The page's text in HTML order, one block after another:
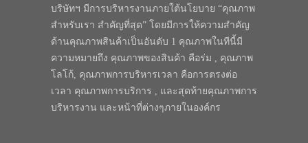
บริษัทฯ มีการบริหารงานภายใต้นโยบาย “คุณภาพ
สำหรับเรา สำคัญที่สุด” โดยมีการให้ความสำคัญ
ด้านคุณภาพสินค้าเป็นอันดับ 1 คุณภาพในทีนี้มี
ความหมายถึง คุณภาพของสินค้า คือร่ม , คุณภาพ
โลโก้, คุณภาพการบริหารเวลา คือการตรงต่อ
เวลา คุณภาพการบริการ , และสุดท้ายคุณภาพการ
บริหารงาน และหน้าที่ต่างๆภายในองค์กร